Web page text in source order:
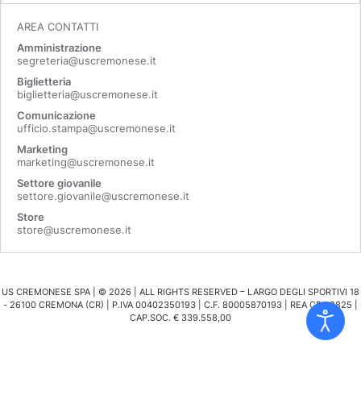
AREA CONTATTI
Amministrazione
segreteria@uscremonese.it
Biglietteria
biglietteria@uscremonese.it
Comunicazione
ufficio.stampa@uscremonese.it
Marketing
marketing@uscremonese.it
Settore giovanile
settore.giovanile@uscremonese.it
Store
store@uscremonese.it
US CREMONESE SPA | © 2026 | ALL RIGHTS RESERVED – LARGO DEGLI SPORTIVI 18
- 26100 CREMONA (CR) | P.IVA 00402350193 | C.F. 80005870193 | REA CR 98825 |
CAP.SOC. € 339.558,00